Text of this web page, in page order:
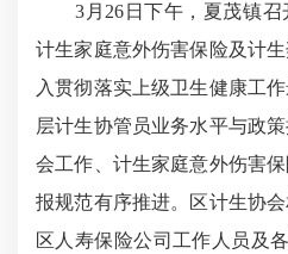
3月26日下午，夏茂镇召
计生家庭意外伤害保险及计
入贯彻落实上级卫生健康工
层计生协管员业务水平与政
会工作、计生家庭意外伤害
报规范有序推进。区计生协
区人寿保险公司工作人员及